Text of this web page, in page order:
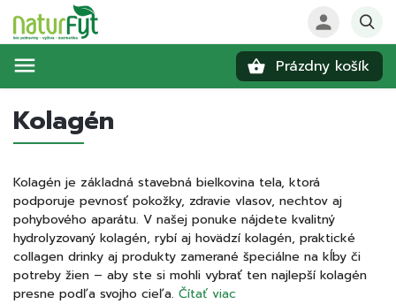
Prázdny košík
Kolagén
Kolagén je základná stavebná bielkovina tela, ktorá
podporuje pevnosť pokožky, zdravie vlasov, nechtov aj
pohybového aparátu. V našej ponuke nájdete kvalitný
hydrolyzovaný kolagén, rybí aj hovädzí kolagén, praktické
collagen drinky aj produkty zamerané špeciálne na kĺby či
potreby žien – aby ste si mohli vybrať ten najlepší kolagén
presne podľa svojho cieľa. Čítať viac